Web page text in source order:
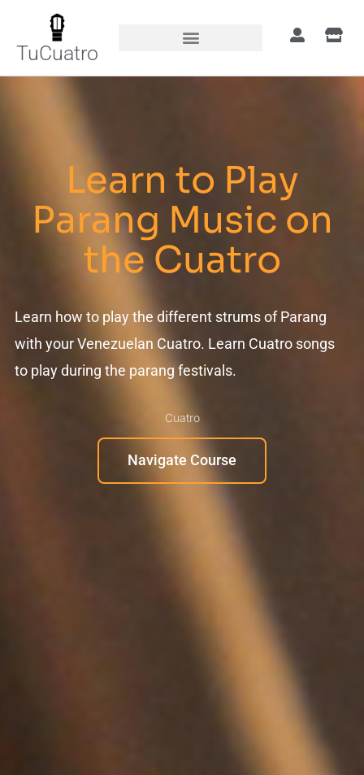
TuCuatro
Learn to Play
Parang Music on
the Cuatro
Learn how to play the different strums of Parang
with your Venezuelan Cuatro. Learn Cuatro songs
to play during the parang festivals.
Cuatro
Navigate Course